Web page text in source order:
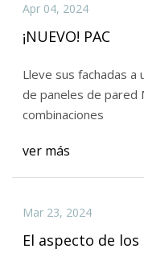
Apr 04, 2024
¡NUEVO! PAC
Lleve sus fachadas a
de paneles de pared Modular
combinaciones
ver más
Mar 23, 2024
El aspecto de